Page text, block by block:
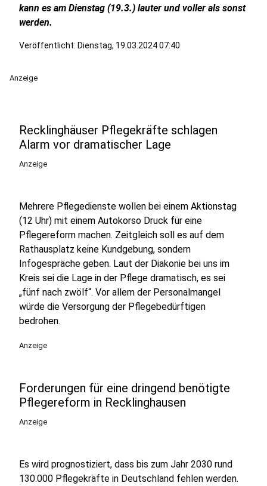
kann es am Dienstag (19.3.) lauter und voller als sonst
werden.
Veröffentlicht: Dienstag, 19.03.2024 07:40
Anzeige
Recklinghäuser Pflegekräfte schlagen
Alarm vor dramatischer Lage
Anzeige
Mehrere Pflegedienste wollen bei einem Aktionstag
(12 Uhr) mit einem Autokorso Druck für eine
Pflegereform machen. Zeitgleich soll es auf dem
Rathausplatz keine Kundgebung, sondern
Infogespräche geben. Laut der Diakonie bei uns im
Kreis sei die Lage in der Pflege dramatisch, es sei
„fünf nach zwölf“. Vor allem der Personalmangel
würde die Versorgung der Pflegebedürftigen
bedrohen.
Anzeige
Forderungen für eine dringend benötigte
Pflegereform in Recklinghausen
Anzeige
Es wird prognostiziert, dass bis zum Jahr 2030 rund
130.000 Pflegekräfte in Deutschland fehlen werden.